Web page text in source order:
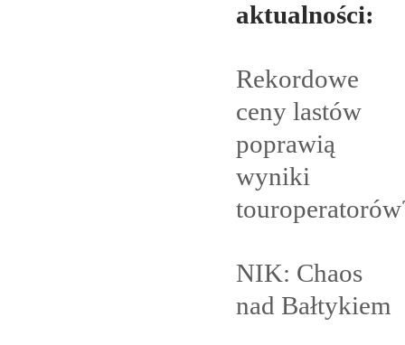
aktualności:
Rekordowe
ceny lastów
poprawią
wyniki
NIK: Chaos
nad Bałtykiem